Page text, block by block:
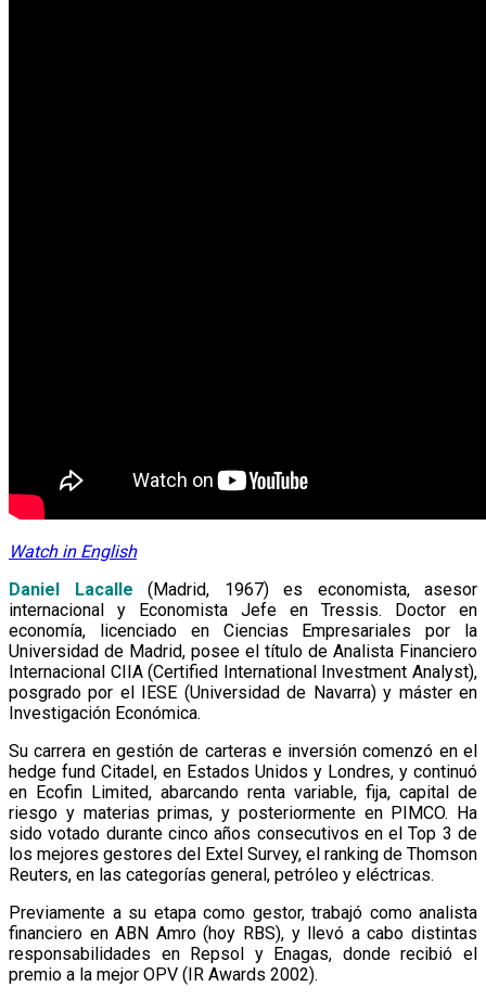
Watch in English
Daniel Lacalle (Madrid, 1967) es economista, asesor
internacional y Economista Jefe en Tressis. Doctor en
economía, licenciado en Ciencias Empresariales por la
Universidad de Madrid, posee el título de Analista Financiero
Internacional CIIA (Certified International Investment Analyst),
posgrado por el IESE (Universidad de Navarra) y máster en
Investigación Económica.
Su carrera en gestión de carteras e inversión comenzó en el
hedge fund Citadel, en Estados Unidos y Londres, y continuó
en Ecofin Limited, abarcando renta variable, fija, capital de
riesgo y materias primas, y posteriormente en PIMCO. Ha
sido votado durante cinco años consecutivos en el Top 3 de
los mejores gestores del Extel Survey, el ranking de Thomson
Reuters, en las categorías general, petróleo y eléctricas.
Previamente a su etapa como gestor, trabajó como analista
financiero en ABN Amro (hoy RBS), y llevó a cabo distintas
responsabilidades en Repsol y Enagas, donde recibió el
premio a la mejor OPV (IR Awards 2002).